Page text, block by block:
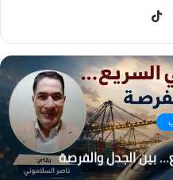
بين الجدل والفرصة